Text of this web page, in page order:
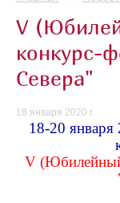
V
конкурс-
Севера"
18 января 2020 г.
18-20
V